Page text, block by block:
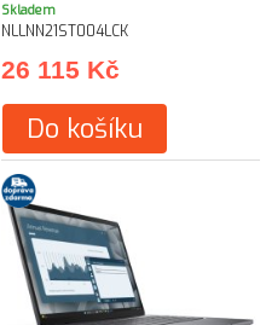
Skladem
NLLNN21ST004LCK
26 115 Kč
Do košíku